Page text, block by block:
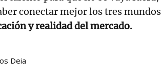
conectar mejor los tres mundos
y realidad del mercado.
Deia